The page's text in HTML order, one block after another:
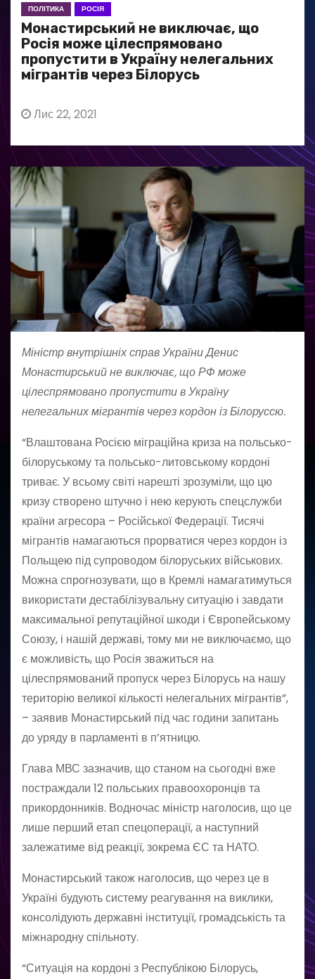
ПОЛІТИКА
РОСІЯ
Монастирський не виключає, що
Росія може цілеспрямовано
пропустити в Україну нелегальних
мігрантів через Білорусь
Лис 22, 2021
Міністр внутрішніх справ УкраїниДенис
Монастирський не виключає, що РФ може
цілеспрямовано пропустити в Україну
нелегальних мігрантів через кордон із Білоруссю.
“Влаштована Росією міграційна криза на польсько-
білоруському та польсько-литовському кордоні
триває. У всьому світі нарешті зрозуміли, що цю
кризу створено штучно і нею керують спецслужби
країни агресора – Російської Федерації. Тисячі
мігрантів намагаються прорватися через кордон із
Польщею під супроводом білоруських військових.
Можна спрогнозувати, що в Кремлі намагатимуться
використати дестабілізувальну ситуацію і завдати
максимальної репутаційної шкоди і Європейському
Союзу, і нашій державі, тому ми не виключаємо, що
є можливість, що Росія зважиться на
цілеспрямований пропуск через Білорусь на нашу
територію великої кількості нелегальних мігрантів”,
– заявив Монастирський під час години запитань
до уряду в парламенті в п’ятницю.
Глава МВС зазначив, що станом на сьогодні вже
постраждали 12 польських правоохоронців та
прикордонників. Водночас міністр наголосив, що це
лише перший етап спецоперації, а наступний
залежатиме від реакції, зокрема ЄС та НАТО.
Монастирський також наголосив, що через це в
Україні будують систему реагування на виклики,
консолідують державні інституції, громадськість та
міжнародну спільноту.
“Ситуація на кордоні з Республікою Білорусь,